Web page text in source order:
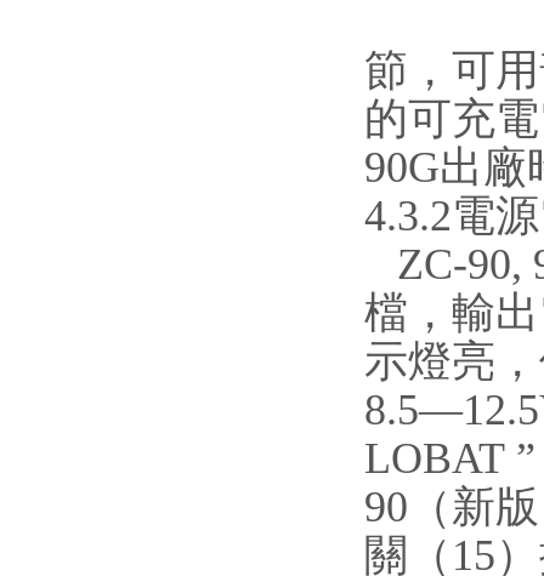
節，可
的可充
90G出
4.3.2電
ZC-90,
檔，輸
示燈亮
8.5—
LOBAT ”
90（新
關（15